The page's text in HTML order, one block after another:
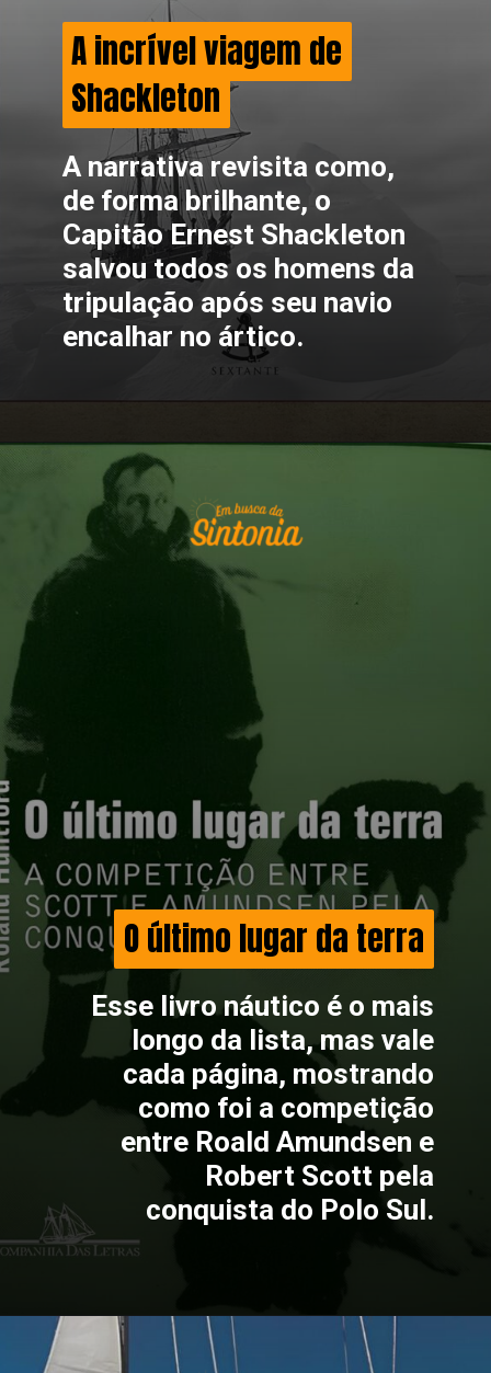
A incrível viagem de
Shackleton
A incrível viagem de
Shackleton
A narrativa revisita como,
de forma brilhante, o
Capitão Ernest Shackleton
salvou todos os homens da
tripulação após seu navio
encalhar no ártico.
O último lugar da terra
O último lugar da terra
Esse livro náutico é o mais
longo da lista, mas vale
cada página, mostrando
como foi a competição
entre Roald Amundsen e
Robert Scott pela
conquista do Polo Sul.